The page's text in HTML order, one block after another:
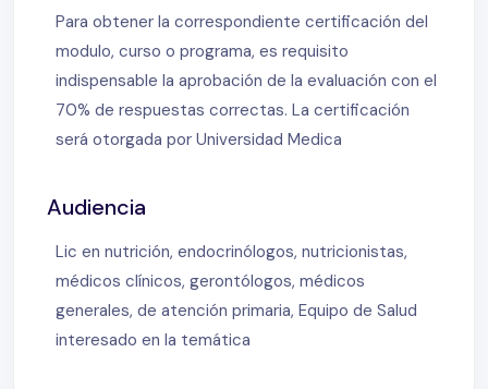
Colaborar con el médico – El diagnóstico y la
interpretación de la función renal es dificultoso ¿por
qué? – La prevalencia de hiperfiltrado en diabetes
se observa en DM tipo 2 y daña – La alteración
precoz de hiperfiltrado, es un factor de riesgo de
creatinina – – puede con la creatinina – sexo –
edad…calcular el filtrado estimado – El algoritmo de
la solicitud de la albuminuria es… – Clasificación de
albuminuria actual y método de recolección – Tasa
de filtrado glomerular y relación
Para obtener la correspondiente certificación del
modulo, curso o programa, es requisito
indispensable la aprobación de la evaluación con el
70% de respuestas correctas. La certificación
será otorgada por Universidad Medica
Audiencia
Lic en nutrición, endocrinólogos, nutricionistas,
médicos clínicos, gerontólogos, médicos
generales, de atención primaria, Equipo de Salud
interesado en la temática